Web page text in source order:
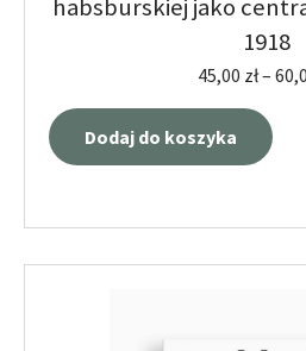
habsburskiej jako
1918
45,00 zł–
Dodaj do koszyka